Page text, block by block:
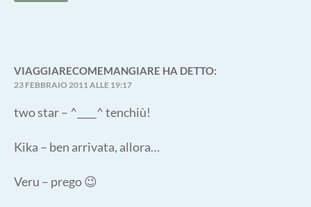
VIAGGIARECOMEMANGIARE HA DETTO:
23 FEBBRAIO 2011 ALLE 19:17
two star – ^____^ tenchiù!
Kika – ben arrivata, allora…
Veru – prego 😉